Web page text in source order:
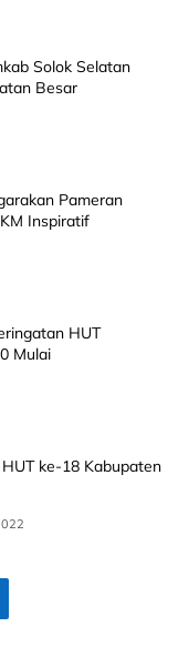
Solok Selatan
Besar
Pameran
Inspiratif
HUT
Mulai
ke-18 Kabupaten